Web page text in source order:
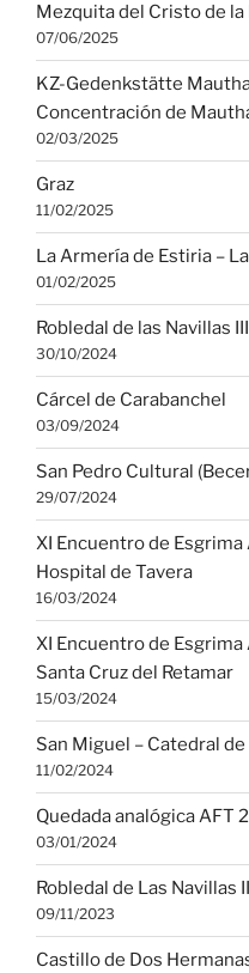
Mezquita del Cristo de
07/06/2025
KZ-Gedenkstätte
Concentración de
02/03/2025
Graz
11/02/2025
La Armería de Estiria –
01/02/2025
Robledal de las Navillas III
30/10/2024
Cárcel de Carabanchel
03/09/2024
San Pedro Cultural
29/07/2024
XI Encuentro de
Hospital de Tavera
16/03/2024
XI Encuentro de
Santa Cruz del Retamar
15/03/2024
San Miguel – Catedral
11/02/2024
Quedada analógica AFT
03/01/2024
Robledal de Las Navillas II
09/11/2023
Castillo de Dos